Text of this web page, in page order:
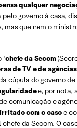
qualquer
governo à casa,
mas que nem o
chefe da Secom
de TV e de
cúpula do governo
e, por nota,
e
com o casoe
da Secom. O